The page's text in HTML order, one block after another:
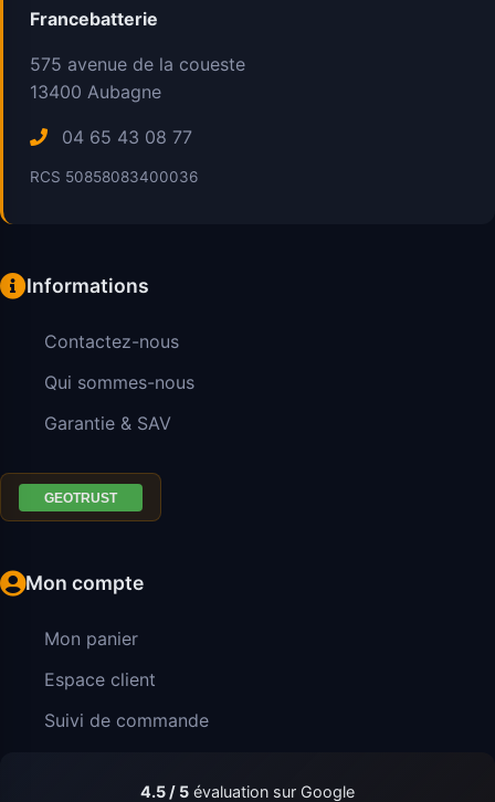
Francebatterie
575 avenue de la coueste
13400 Aubagne
04 65 43 08 77
RCS 50858083400036
Informations
Contactez-nous
Qui sommes-nous
Garantie & SAV
Mon compte
Mon panier
Espace client
Suivi de commande
4.5 / 5 évaluation sur Google